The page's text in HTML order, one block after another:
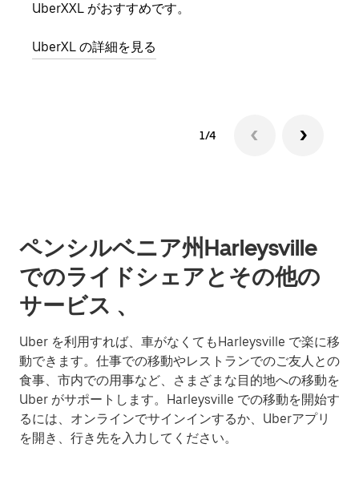
UberXXL がおすすめです。
UberXL の詳細を見る
1/4
ペンシルベニア州Harleysville
でのライドシェアとその他の
サービス 、
Uber を利用すれば、車がなくてもHarleysville で楽に移
動できます。仕事での移動やレストランでのご友人との
食事、市内での用事など、さまざまな目的地への移動を
Uber がサポートします。Harleysville での移動を開始す
るには、オンラインでサインインするか、Uberアプリ
を開き、行き先を入力してください。